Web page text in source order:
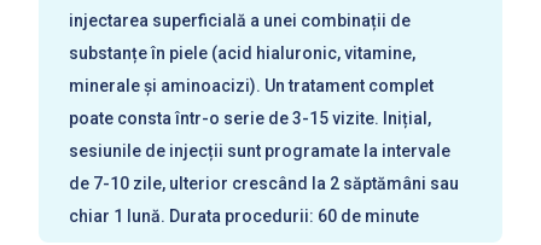
injectarea superficială a unei combinații de
substanțe în piele (acid hialuronic, vitamine,
minerale și aminoacizi). Un tratament complet
poate consta într-o serie de 3-15 vizite. Inițial,
sesiunile de injecții sunt programate la intervale
de 7-10 zile, ulterior crescând la 2 săptămâni sau
chiar 1 lună. Durata procedurii: 60 de minute